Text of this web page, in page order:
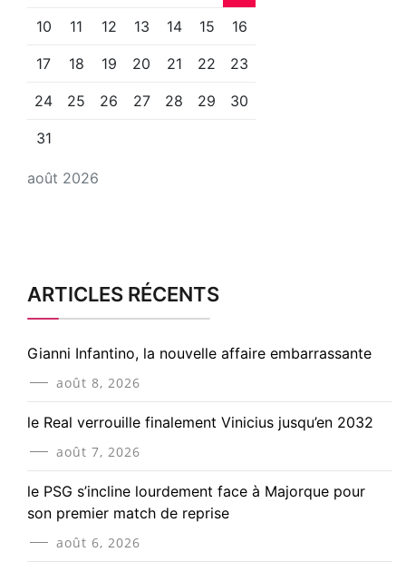
août 2026
10 11 12 13 14 15 16
17 18 19 20 21 22 23
24 25 26 27 28 29 30
31
ARTICLES RÉCENTS
Gianni Infantino, la nouvelle affaire embarrassante
août 8, 2026
le Real verrouille finalement Vinicius jusqu’en 2032
août 7, 2026
le PSG s’incline lourdement face à Majorque pour
son premier match de reprise
août 6, 2026